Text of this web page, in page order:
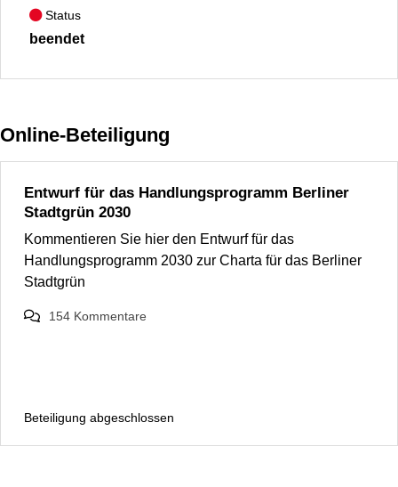
Status
beendet
Online-Beteiligung
Entwurf für das Handlungsprogramm Berliner
Stadtgrün 2030
Kommentieren Sie hier den Entwurf für das
Handlungsprogramm 2030 zur Charta für das Berliner
Stadtgrün
154 Kommentare
Beteiligung abgeschlossen